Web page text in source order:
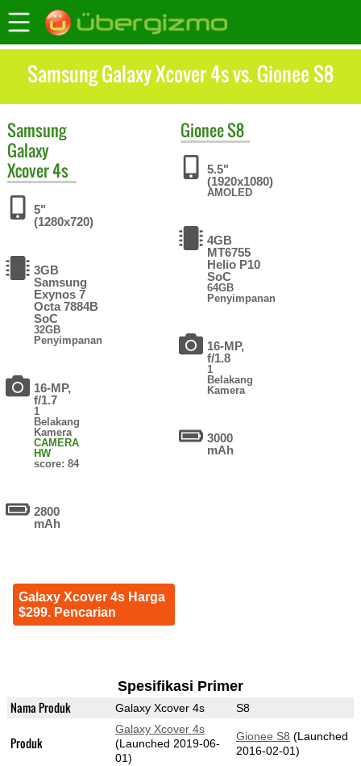
Samsung Galaxy Xcover 4s vs. Gionee S8
Samsung
Galaxy
Xcover 4s
5"
(1280x720)
3GB
Samsung
Exynos 7
Octa 7884B
SoC
32GB
Penyimpanan
16-MP,
f/1.7
1
Belakang
Kamera
CAMERA
HW
score: 84
2800
mAh
Galaxy Xcover 4s Harga
$299. Pencarian
GioneeS8
5.5"
(1920x1080)
AMOLED
4GB
MT6755
Helio P10
SoC
64GB
Penyimpanan
16-MP,
f/1.8
1
Belakang
Kamera
3000
mAh
Spesifikasi Primer
Nama Produk Galaxy Xcover 4s S8
Produk
Galaxy Xcover 4s
(Launched 2019-06-
01)
Gionee S8 (Launched
2016-02-01)